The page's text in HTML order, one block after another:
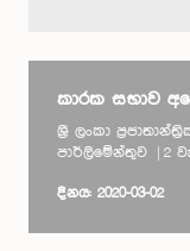
කාරක සභාව
ශ්‍රී ලංකා
පාර්ලිමේන්තුව | 2
දිනය: 2020-03-02